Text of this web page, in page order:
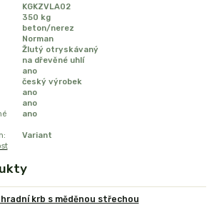
KGKZVLA02
350 kg
beton/nerez
Norman
Žlutý otryskávaný
na dřevěné uhlí
ano
český výrobek
ano
ano
ano
Variant
krb s měděnou střechou